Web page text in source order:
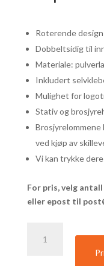
Roterende design
Dobbeltsidig til
Materiale:
Inkludert
Mulighet for
Stativ og
Brosjyrelommene
ved kjøp av
Vi kan trykke
For pris, velg
eller epost til
dobbeltsidig